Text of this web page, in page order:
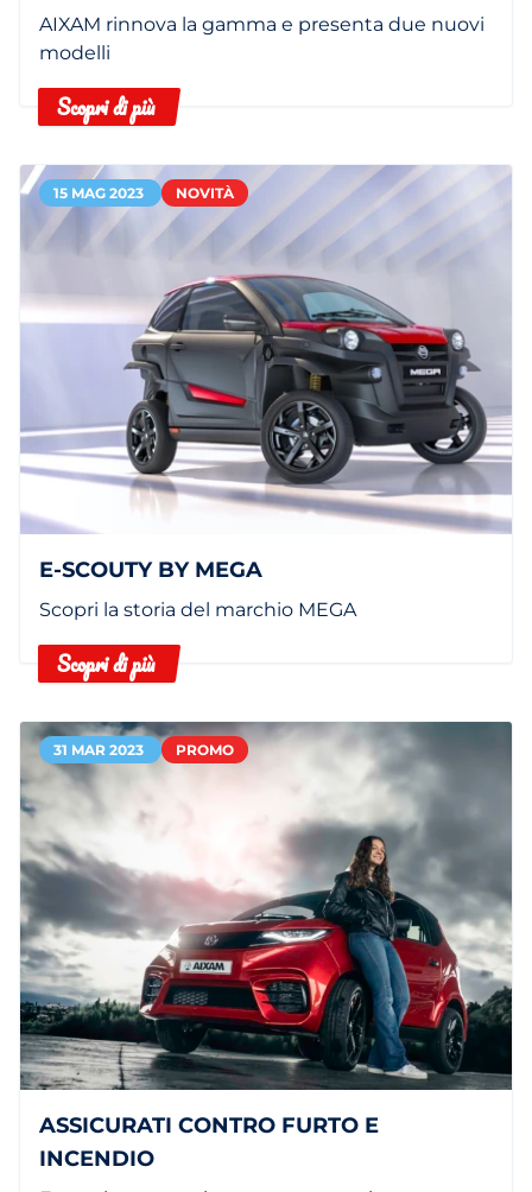
AIXAM rinnova la gamma e presenta due nuovi
modelli
Scopri di più
15 MAG 2023 NOVITÀ
E-SCOUTY BY MEGA
Scopri la storia del marchio MEGA
Scopri di più
31 MAR 2023 PROMO
ASSICURATI CONTRO FURTO E
INCENDIO